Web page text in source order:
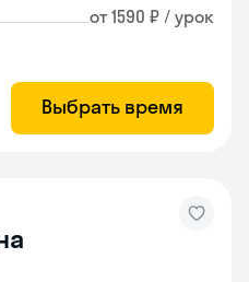
от 1590 ₽ / урок
Выбрать время